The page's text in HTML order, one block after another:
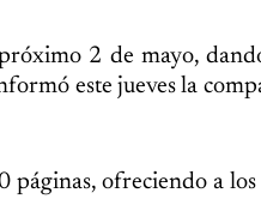
2 de mayo,
este jueves la
páginas, ofreciendo a